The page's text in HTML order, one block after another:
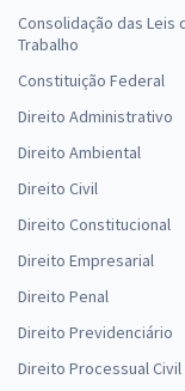
Consolidação das Leis
Trabalho
Constituição Federal
Direito Administrativo
Direito Ambiental
Direito Civil
Direito Constitucional
Direito Empresarial
Direito Penal
Direito Previdenciário
Direito Processual Civil